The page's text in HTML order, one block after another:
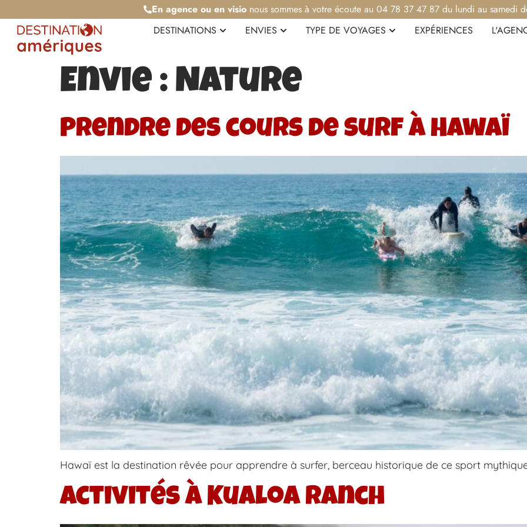
En agence ou en visio nous sommes à votre écoute au 04 78 37 47 87 du lundi au samedi
DESTINATIONS
ENVIES TYPE DE VOYAGES EXPÉRIENCES
Envie : Nature
Prendre des cours de surf à Hawaï
Hawaï est la destination rêvée pour apprendre à surfer, berceau historique de ce sport
Activités à Kualoa Ranch